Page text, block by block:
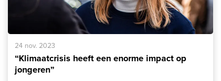
24 nov. 2023
“Klimaatcrisis heeft een enorme impact op
jongeren”